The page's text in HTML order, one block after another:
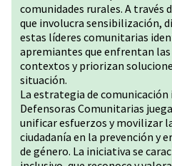
comunidades rurales. A través
que involucra sensibilización,
estas líderes comunitarias
apremiantes que enfrentan
contextos y priorizan
situación.
La estrategia de
Defensoras Comunitarias
unificar esfuerzos y movilizar
ciudadanía en la prevención y
de género. La iniciativa se